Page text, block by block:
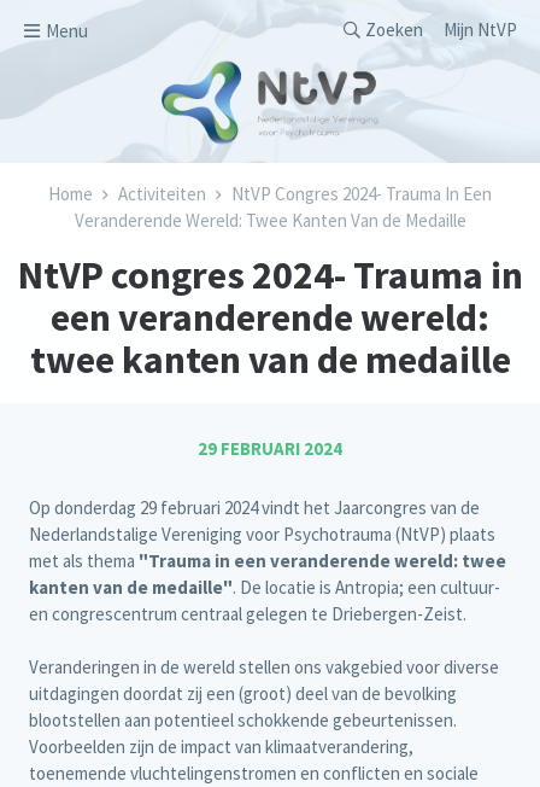
Menu
Secondary
Zoeken Mijn NtVP
Kruimelpad
Home Activiteiten
NtVP Congres 2024- Trauma In Een
Veranderende Wereld: Twee Kanten Van de Medaille
NtVP congres 2024- Trauma in
een veranderende wereld:
twee kanten van de medaille
29 FEBRUARI 2024
Op donderdag 29 februari 2024 vindt het Jaarcongres van de
Nederlandstalige Vereniging voor Psychotrauma (NtVP) plaats
met als thema "Trauma in een veranderende wereld: twee
kanten van de medaille". De locatie is Antropia; een cultuur-
en congrescentrum centraal gelegen te Driebergen-Zeist.
Veranderingen in de wereld stellen ons vakgebied voor diverse
uitdagingen doordat zij een (groot) deel van de bevolking
blootstellen aan potentieel schokkende gebeurtenissen.
Voorbeelden zijn de impact van klimaatverandering,
toenemende vluchtelingenstromen en conflicten en sociale